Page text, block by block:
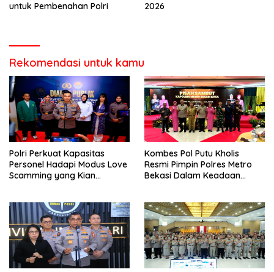
untuk Pembenahan Polri
2026
Rekomendasi untuk kamu
Polri Perkuat Kapasitas
Personel Hadapi Modus Love
Scamming yang Kian
Kombes Pol Putu Kholis
Resmi Pimpin Polres Metro
Bekasi Dalam Keadaan